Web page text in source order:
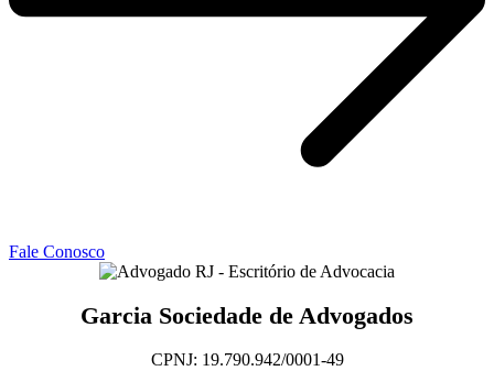
Fale Conosco
Garcia Sociedade de Advogados
CPNJ: 19.790.942/0001-49